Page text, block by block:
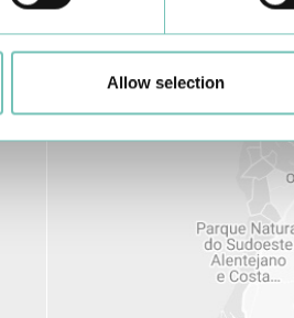
Allow selection